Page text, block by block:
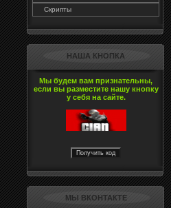
Скрипты
НАША КНОПКА
Мы будем вам признательны,
если вы разместите нашу кнопку
у себя на сайте.
МЫ ВКОНТАКТЕ